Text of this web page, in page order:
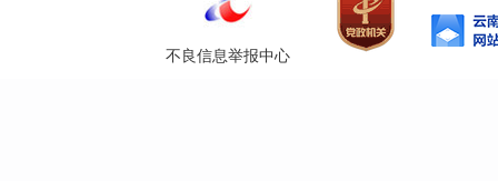
不良信息举报中心